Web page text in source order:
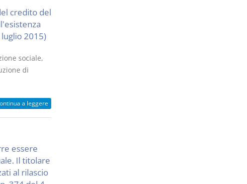
credito del
luglio 2015)
sociale,
di
a leggere
essere
Il titolare
al rilascio